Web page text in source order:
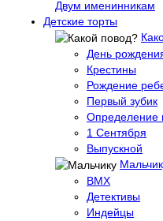
Двум именинникам
Детские торты
День
Крестины
Рождение
Первый зубик
Определение
1 Сентября
Выпускной
BMX
Детективы
Индейцы